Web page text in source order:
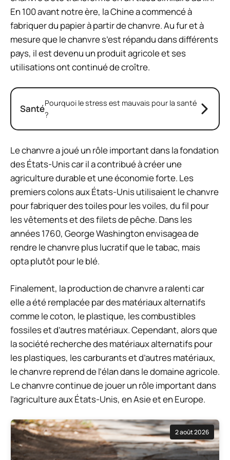
En 100 avant notre ère, la Chine a commencé à
fabriquer du papier à partir de chanvre. Au fur et à
mesure que le chanvre s’est répandu dans différents
pays, il est devenu un produit agricole et ses
utilisations ont continué de croître.
SantéPourquoi le stress est mauvais pour la santé
?
Le chanvre a joué un rôle important dans la fondation
des États-Unis car il a contribué à créer une
agriculture durable et une économie forte. Les
premiers colons aux États-Unis utilisaient le chanvre
pour fabriquer des toiles pour les voiles, du fil pour
les vêtements et des filets de pêche. Dans les
années 1760, George Washington envisagea de
rendre le chanvre plus lucratif que le tabac, mais
opta plutôt pour le blé.
Finalement, la production de chanvre a ralenti car
elle a été remplacée par des matériaux alternatifs
comme le coton, le plastique, les combustibles
fossiles et d’autres matériaux. Cependant, alors que
la société recherche des matériaux alternatifs pour
les plastiques, les carburants et d’autres matériaux,
le chanvre reprend de l’élan dans le domaine agricole.
Le chanvre continue de jouer un rôle important dans
l’agriculture aux États-Unis, en Asie et en Europe.
2 août 2026